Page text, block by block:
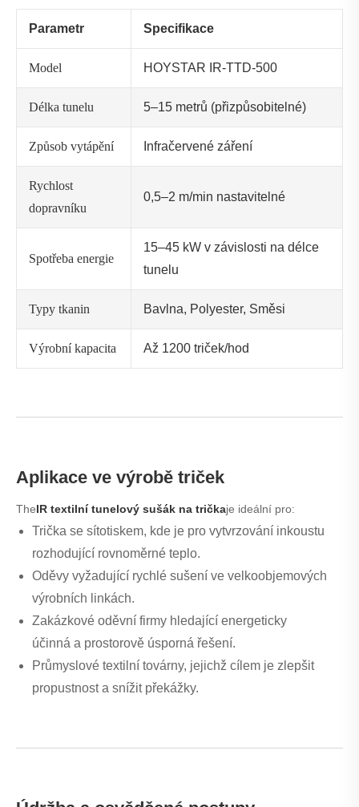
Parametr Specifikace
Model HOYSTAR IR-TTD-500
Délka tunelu 5–15 metrů (přizpůsobitelné)
Způsob vytápění Infračervené záření
Rychlost
dopravníku
0,5–2 m/min nastavitelné
Spotřeba energie
15–45 kW v závislosti na délce
tunelu
Typy tkanin Bavlna, Polyester, Směsi
Výrobní kapacita Až 1200 triček/hod
Aplikace ve výrobě triček
TheIR textilní tunelový sušák na tričkaje ideální pro:
Trička se sítotiskem, kde je pro vytvrzování inkoustu
rozhodující rovnoměrné teplo.
Oděvy vyžadující rychlé sušení ve velkoobjemových
výrobních linkách.
Zakázkové oděvní firmy hledající energeticky
účinná a prostorově úsporná řešení.
Průmyslové textilní továrny, jejichž cílem je zlepšit
propustnost a snížit překážky.